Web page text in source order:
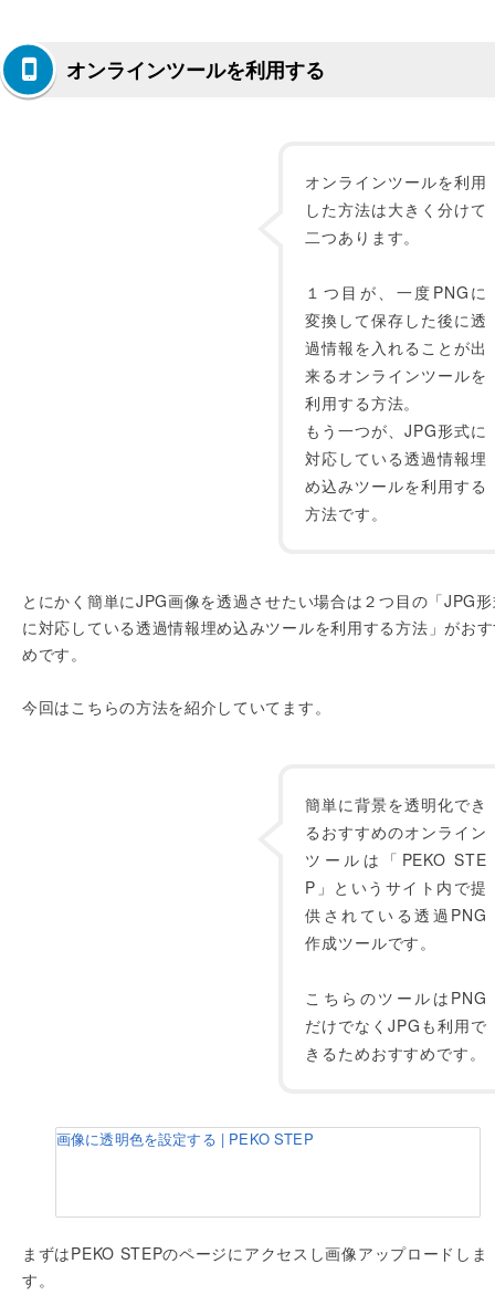
オンラインツールを利用する
オンラインツールを利用
した方法は大きく分けて
二つあります。
１つ目が、一度PNGに
変換して保存した後に透
過情報を入れることが出
来るオンラインツールを
利用する方法。
もう一つが、JPG形式に
対応している透過情報埋
め込みツールを利用する
方法です。
とにかく簡単にJPG画像を透過させたい場合は２つ目の「JPG
に対応している透過情報埋め込みツールを利用する方法」がお
めです。
今回はこちらの方法を紹介していてます。
簡単に背景を透明化でき
るおすすめのオンライン
ツールは「PEKO STE
P」というサイト内で提
供されている透過PNG
作成ツールです。
こちらのツールはPNG
だけでなくJPGも利用で
きるためおすすめです。
画像に透明色を設定する | PEKO STEP
まずはPEKO STEPのページにアクセスし画像アップロードしま
す。